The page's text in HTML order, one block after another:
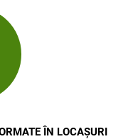
ÎN LOCAȘURI